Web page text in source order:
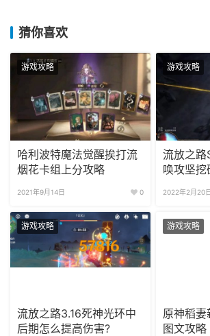
猜你喜欢
游戏攻略
哈利波特魔法觉醒挨打流
烟花卡组上分攻略
2021年9月14日 0
游戏攻略
流放之路
唤攻坚挖
2022年2月20日
游戏攻略
流放之路3.16死神光环中
后期怎么提高伤害?
游戏攻略
原神稻妻
图文攻略